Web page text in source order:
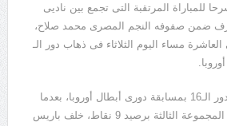
للمباراة المرتقبة التى تجمع بين ناديى
ضمن صفوفه النجم المصرى محمد صلاح،
مساء اليوم الثلاثاء فى ذهاب دور الـ
ليفربول حجز مقعده فى دور الـ16 بمسابقة دورى أبطال أوروبا، بعدما
حل ثانيًا فى جدول ترتيب المجموعة الثالثة برصيد 9 نقاط، خلف باريس